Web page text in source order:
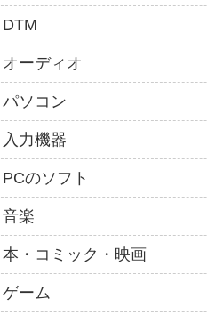
DTM
オーディオ
パソコン
入力機器
PCのソフト
音楽
本・コミック・映画
ゲーム